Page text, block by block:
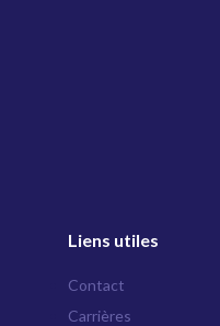
Liens utiles
Contact
Carrières